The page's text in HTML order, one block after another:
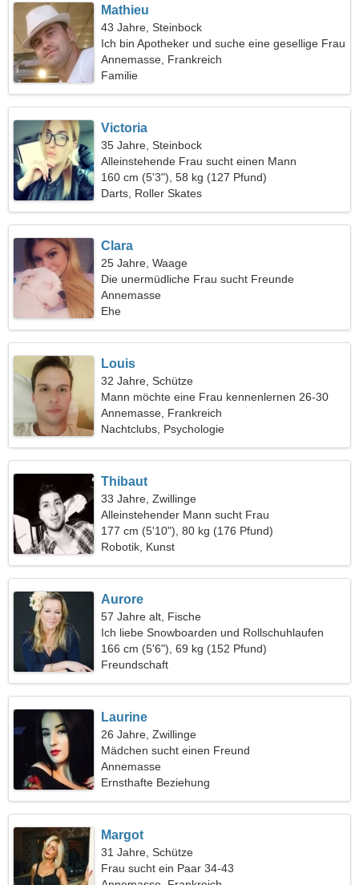
Mathieu
43 Jahre, Steinbock
Ich bin Apotheker und suche eine gesellige Frau
Annemasse, Frankreich
Familie
Victoria
35 Jahre, Steinbock
Alleinstehende Frau sucht einen Mann
160 cm (5'3"), 58 kg (127 Pfund)
Darts, Roller Skates
Clara
25 Jahre, Waage
Die unermüdliche Frau sucht Freunde
Annemasse
Ehe
Louis
32 Jahre, Schütze
Mann möchte eine Frau kennenlernen 26-30
Annemasse, Frankreich
Nachtclubs, Psychologie
Thibaut
33 Jahre, Zwillinge
Alleinstehender Mann sucht Frau
177 cm (5'10"), 80 kg (176 Pfund)
Robotik, Kunst
Aurore
57 Jahre alt, Fische
Ich liebe Snowboarden und Rollschuhlaufen
166 cm (5'6"), 69 kg (152 Pfund)
Freundschaft
Laurine
26 Jahre, Zwillinge
Mädchen sucht einen Freund
Annemasse
Ernsthafte Beziehung
Margot
31 Jahre, Schütze
Frau sucht ein Paar 34-43